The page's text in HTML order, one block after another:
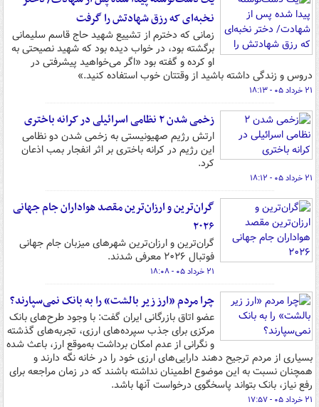
نخبه‌ای که رزق شهادتش را گرفت
زمانی که دخترم از تشییع شهید حاج قاسم سلیمانی
برگشته بود، در خواب دیده بود که شهید نصیحتی به
او کرده و گفته بود «اگر می‌خواهید پیشرفتی در
دروس و زندگی داشته باشید از وقتتان خوب استفاده کنید.»
۲۱ خرداد ۰۵ - ۱۸:۱۳
زخمی شدن ۲ نظامی اسرائیلی در کرانه باختری
ارتش رژیم صهیونیستی به زخمی شدن دو نظامی
این رژیم در کرانه باختری بر اثر انفجار بمب اذعان
کرد.
۲۱ خرداد ۰۵ - ۱۸:۱۲
گران‌ترین و ارزان‌ترین مقصد هواداران جام جهانی
۲۰۲۶
گران‌ترین و ارزان‌ترین شهرهای میزبان جام جهانی
فوتبال ۲۰۲۶ معرفی شدند.
۲۱ خرداد ۰۵ - ۱۸:۰۸
چرا مردم «ارز زیر بالشت» را به بانک نمی‌سپارند؟
عضو اتاق بازرگانی ایران گفت: با وجود طرح‌های بانک
مرکزی برای جذب سپرده‌های ارزی، تجربه‌های گذشته
و نگرانی از عدم امکان برداشت به‌موقع ارز، باعث شده
بسیاری از مردم ترجیح دهند دارایی‌های ارزی خود را در خانه نگه دارند و
همچنان نسبت به این موضوع اطمینان نداشته باشند که در زمان مراجعه برای
رفع نیاز، بانک بتواند پاسخگوی درخواست آنها باشد.
۲۱ خرداد ۰۵ - ۱۷:۵۷